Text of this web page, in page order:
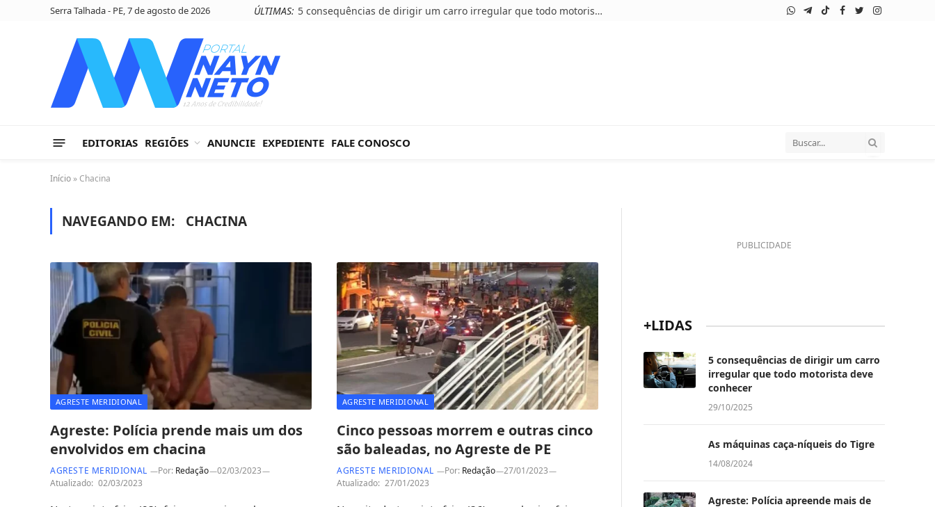
Serra Talhada - PE, 7 de agosto de 2026 ÚLTIMAS: 5 consequências de dirigir um carro irregular que todo motorista deve conhecer WhatsApp
Telegram
TikTokFacebook
TwitterInstagram
EDITORIAS REGIÕES ANUNCIE EXPEDIENTE FALE CONOSCO
Início »Chacina
NAVEGANDO EM: CHACINA
AGRESTE MERIDIONAL
Agreste: Polícia prende mais um dos
envolvidos em chacina
AGRESTE MERIDIONAL Por: Redação
02/03/2023
Atualizado: 02/03/2023
AGRESTE MERIDIONAL
Cinco pessoas morrem e outras cinco
são baleadas, no Agreste de PE
AGRESTE MERIDIONAL Por: Redação
27/01/2023
Atualizado: 27/01/2023
PUBLICIDADE
+LIDAS
5 consequências de dirigir um carro
irregular que todo motorista deve
conhecer
29/10/2025
As máquinas caça-níqueis do Tigre
14/08/2024
Agreste: Polícia apreende mais de